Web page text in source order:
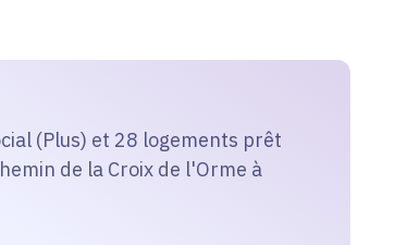
(Plus) et 28 logements prêt
de la Croix de l'Orme à